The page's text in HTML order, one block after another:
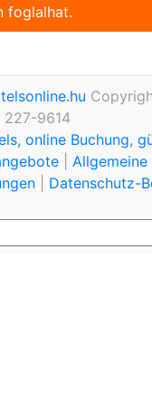
foglalhat.
227-9614
online Buchung,
Allgemeine
Datenschutz-